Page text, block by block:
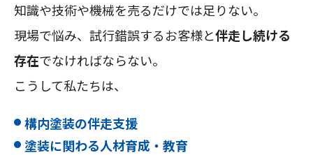
知識や技術や機械を売るだけでは足りない。
現場で悩み、試行錯誤するお客様と伴走し続ける
存在でなければならない。
こうして私たちは、
構内塗装の伴走支援
塗装に関わる人材育成・教育